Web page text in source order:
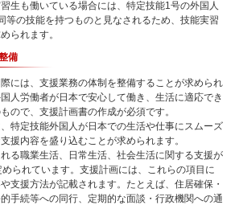
生も働いている場合には、特定技能1号の外国人
等の技能を持つものと見なされるため、技能実習
られます。
備
には、支援業務の体制を整備することが求められ
人労働者が日本で安心して働き、生活に適応でき
ので、支援計画書の作成が必須です。
特定技能外国人が日本での生活や仕事にスムーズ
援内容を盛り込むことが求められます。
る職業生活、日常生活、社会生活に関する支援が
られています。支援計画には、これらの項目に
支援方法が記載されます。たとえば、住居確保・
手続等への同行、定期的な面談・行政機関への通